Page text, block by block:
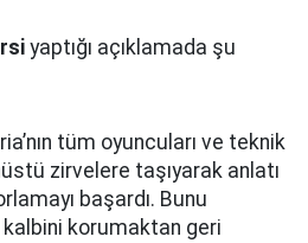
yaptığı açıklamada şu
tüm oyuncuları ve teknik
zirvelere taşıyarak anlatı
başardı. Bunu
korumaktan geri